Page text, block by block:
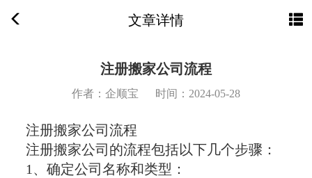
文章详情
注册搬家公司流程
作者：企顺宝 时间：2024-05-28
注册搬家公司流程
注册搬家公司的流程包括以下几个步骤：
1、确定公司名称和类型：